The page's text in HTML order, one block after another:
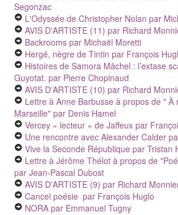
Segonzac
L'Odyssée de Christopher Nolan par
AVIS D'ARTISTE (11) par Richard
Backrooms par Michaël Moretti
Hergé, nègre de Tintin par François
Histoires de Samora Mâchel : l’extase
Guyotat. par Pierre Chopinaud
AVIS D'ARTISTE (10) par Richard
Lettre à Anne Barbusse à propos de " À
Marseille" par Denis Hamel
Vercey « lecteur » de Jaffeux par
Une rencontre avec Alexander Calder
Vive la Seconde République par Tristan
Lettre à Jérôme Thélot à propos de
par Jean-Pascal Dubost
AVIS D'ARTISTE (9) par Richard
Cancel poésie par François Huglo
NORA par Emmanuel Tugny